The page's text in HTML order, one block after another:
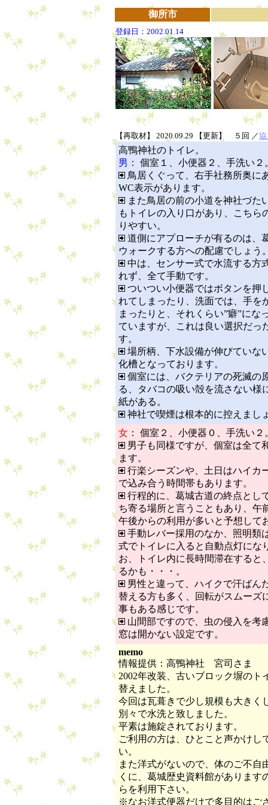
御所市
登録日：2002.01.14
【再取材】 2020.09.29 【更新】 ５回 ／
高鴨神社のトイレ。
男 ： 個室１、小便器２、手洗い２
鳥居くぐって、右手社務所奥に
WC表示があります。
また鳥居の前の小道を神社づた
もトイレの入り口があり、こちら
りやすい。
道側にアプローチが有るのは、
ウォークする方への配慮でしょう
中は、センサー式で水流する方
れず、全て手動です。
ついつい小便器ではボタンを押
れてしまったり、洗面では、手を
まったりと、それくらい”癖”にな
ていますが、これは良い選択だっ
す。
場所柄、下水設備が伸びていな
化槽となっております。
個室には、バクテリアの死滅の
る、タバコの吸い殻を流さない様
紙がある。
神社で喫煙は根本的に控えまし
女 ： 個室２、小便器０、手洗い２
男子も同様ですが、個室は全て
ます。
行楽シーズンや、土日はハイカ
で込み合う時間帯もあります。
行程的に、葛城古道の終点とし
ち寄る場所と言うこともあり、午
午後からの利用が多いと予想して
手動レバー採用のなか、照明類
式でトイレに入ると自動点灯にな
お、トイレ内に長時間滞在すると
るかも・・・。
男性と違って、ハイクで汗ばん
替える方も多く、回転がスムーズ
事もある感じです。
山間部ですので、虫の侵入を考
窓は開かない設定です。
memo
情報提供：高鴨神社 宮司さま
2002年改装、古いブロック塀のト
替えました。
今回は瓦葺きで少し規模も大きく
別々で水洗と致しました。
平素は施錠されております。
ご利用の方は、ひとこと声かけし
い。
また洋式がないので、体のご不自
くに、葛城歴史資料館があります
らを利用下さい。
※なお洋式便器だけで多目的はご